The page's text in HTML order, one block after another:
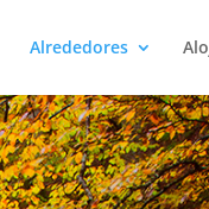
Alrededores